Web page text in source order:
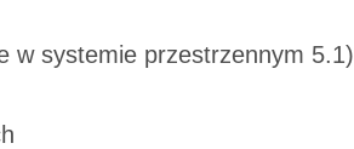
w systemie przestrzennym 5.1)